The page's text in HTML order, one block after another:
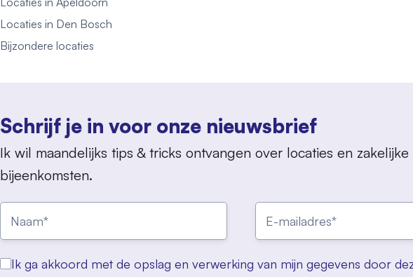
Locaties in Den Bosch
Bijzondere locaties
Schrijf je in voor onze nieuwsbrief
Ik wil maandelijks tips & tricks ontvangen over locaties en zakelijke
bijeenkomsten.
Ik ga akkoord met de opslag en verwerking van mijn gegevens door